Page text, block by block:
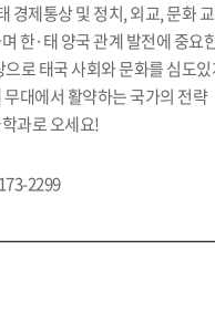
경제통상 및 정치, 외교, 문화
한·태 양국 관계 발전에 중요
로 태국 사회와 문화를 심도
대에서 활약하는 국가의 전략
과로 오세요!
2299